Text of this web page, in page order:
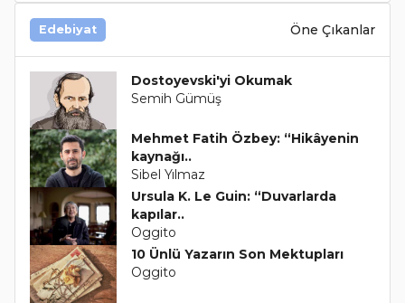
Edebiyat Öne Çıkanlar
Dostoyevski'yi Okumak
Semih Gümüş
Mehmet Fatih Özbey: “Hikâyenin
kaynağı..
Sibel Yılmaz
Ursula K. Le Guin: “Duvarlarda
kapılar..
Oggito
10 Ünlü Yazarın Son Mektupları
Oggito